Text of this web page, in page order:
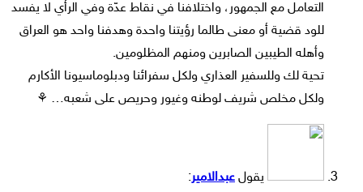
التعامل مع الجمهور، واختلافنا في نقاط عدّة وفي الرأي لا يفسد
للود قضية أو معنى طالما رؤيتنا واحدة وهدفنا واحد هو العراق
وأهله الطيبين الصابرين ومنهم المظلومين.
تحية لك وللسفير العذاري ولكل سفرائنا ودبلوماسيونا الأكارم
ولكل مخلص شريف لوطنه وغيور وحريص على شعبه… ⚘
يقول عبدالامير: